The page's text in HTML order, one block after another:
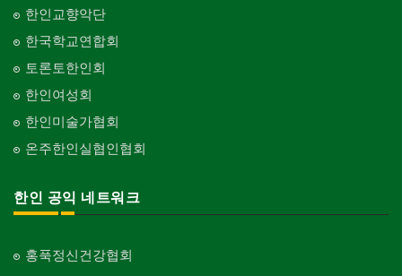
한인교향악단
한국학교연합회
토론토한인회
한인여성회
한인미술가협회
온주한인실협인협회
한인 공익 네트워크
홍푹정신건강협회